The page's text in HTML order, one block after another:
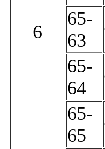
6
65-
63
65-
64
65-
65